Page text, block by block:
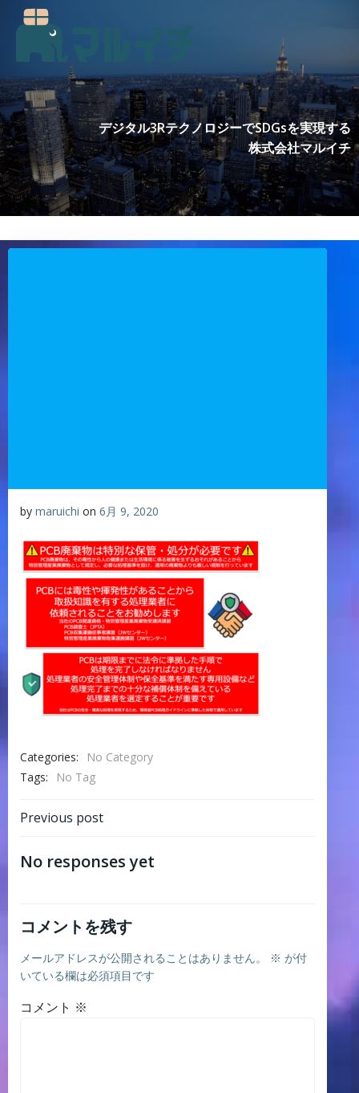
ツ
へ
ス
キ
ッ
プ
デジタル3RテクノロジーでSDGsを実現する
株式会社マルイチ
by maruichi on 6月 9, 2020
Categories:
No Category
Tags:
No Tag
Post
navigation
Previous post
No responses yet
コメントを残す
メールアドレスが公開されることはありません。 ※ が付
いている欄は必須項目です
コメント ※